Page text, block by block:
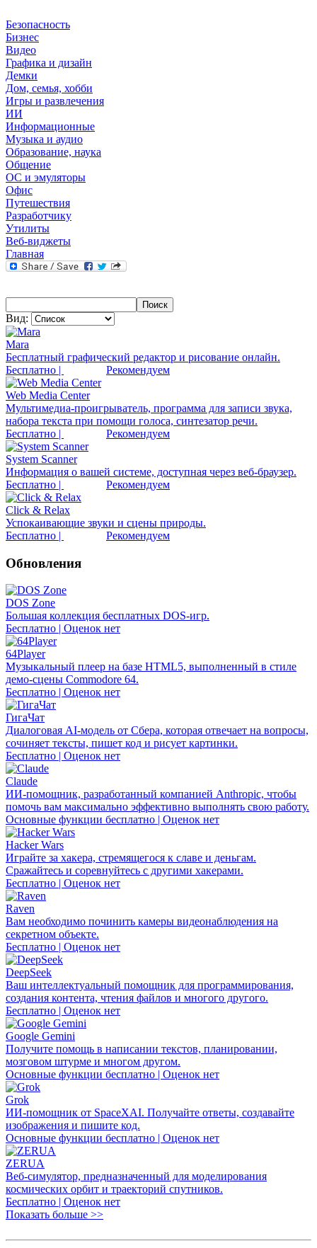
Безопасность
Бизнес
Видео
Графика и дизайн
Демки
Дом, семья, хобби
Игры и развлечения
ИИ
Информационные
Музыка и аудио
Образование, наука
Общение
ОС и эмуляторы
Офис
Путешествия
Разработчику
Утилиты
Веб-виджеты
Главная
Вид:
Mara
Бесплатный графический редактор и рисование онлайн.
Бесплатно |
Рекомендуем
Web Media Center
Мультимедиа-проигрыватель, программа для записи звука,
набора текста при помощи голоса, синтезатор речи.
Бесплатно |
Рекомендуем
System Scanner
Информация о вашей системе, доступная через веб-браузер.
Бесплатно |
Рекомендуем
Click & Relax
Успокаивающие звуки и сцены природы.
Бесплатно |
Рекомендуем
Обновления
DOS Zone
Большая коллекция бесплатных DOS-игр.
Бесплатно | Оценок нет
64Player
Музыкальный плеер на базе HTML5, выполненный в стиле
демо-сцены Commodore 64.
Бесплатно | Оценок нет
ГигаЧат
Диалоговая AI-модель от Сбера, которая отвечает на вопросы,
сочиняет тексты, пишет код и рисует картинки.
Бесплатно | Оценок нет
Claude
ИИ-помощник, разработанный компанией Anthropic, чтобы
помочь вам максимально эффективно выполнять свою работу.
Основные функции бесплатно | Оценок нет
Hacker Wars
Играйте за хакера, стремящегося к славе и деньгам.
Сражайтесь и соревнуйтесь с другими хакерами.
Бесплатно | Оценок нет
Raven
Вам необходимо починить камеры видеонаблюдения на
секретном объекте.
Бесплатно | Оценок нет
DeepSeek
Ваш интеллектуальный помощник для программирования,
создания контента, чтения файлов и многого другого.
Бесплатно | Оценок нет
Google Gemini
Получите помощь в написании текстов, планировании,
мозговом штурме и многом другом.
Основные функции бесплатно | Оценок нет
Grok
ИИ-помощник от SpaceXAI. Получайте ответы, создавайте
изображения и пишите код.
Основные функции бесплатно | Оценок нет
ZERUA
Веб-симулятор, предназначенный для моделирования
космических орбит и траекторий спутников.
Бесплатно | Оценок нет
Показать больше >>